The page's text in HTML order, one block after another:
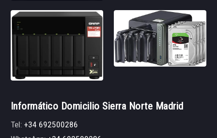
Informático Domicilio Sierra Norte Madrid
Tel:+34 692500286